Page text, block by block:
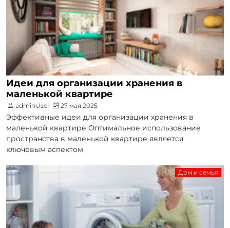
Идеи для организации хранения в
маленькой квартире
adminUser 27 мая 2025
Эффективные идеи для организации хранения в
маленькой квартире Оптимальное использование
пространства в маленькой квартире является
ключевым аспектом
Дом и семья